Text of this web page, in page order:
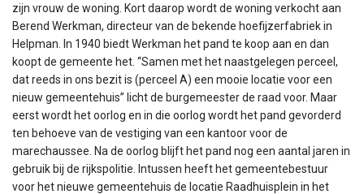
zijn vrouw de woning. Kort daarop wordt de woning verkocht aan
Berend Werkman, directeur van de bekende hoefijzerfabriek in
Helpman. In 1940 biedt Werkman het pand te koop aan en dan
koopt de gemeente het. “Samen met het naastgelegen perceel,
dat reeds in ons bezit is (perceel A) een mooie locatie voor een
nieuw gemeentehuis” licht de burgemeester de raad voor. Maar
eerst wordt het oorlog en in die oorlog wordt het pand gevorderd
ten behoeve van de vestiging van een kantoor voor de
marechaussee. Na de oorlog blijft het pand nog een aantal jaren in
gebruik bij de rijkspolitie. Intussen heeft het gemeentebestuur
voor het nieuwe gemeentehuis de locatie Raadhuisplein in het